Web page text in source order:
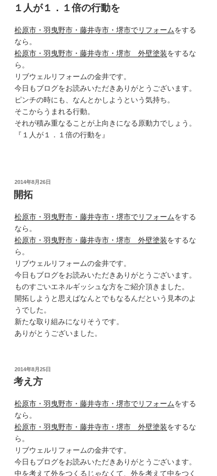
稿
日:
１人が１．１倍の行動を
松原市・羽曳野市・藤井寺市・堺市でリフォーム をする
なら。
松原市・羽曳野市・藤井寺市・堺市 外壁塗装をするな
ら。
リブウェルリフォームの金井です。
今日もブログをお読みいただきありがとうございます。
ピンチの時にも、なんとかしようという気持ち。
そこからうまれる行動。
それが積み重なることが上向きになる原動力でしょう。
『１人が１．１倍の行動を』
投
稿
日:
2014年8月26日
開拓
松原市・羽曳野市・藤井寺市・堺市でリフォーム をする
なら。
松原市・羽曳野市・藤井寺市・堺市 外壁塗装をするな
ら。
リブウェルリフォームの金井です。
今日もブログをお読みいただきありがとうございます。
ものすごいエネルギッシュな方をご紹介頂きました。
開拓しようと思えばなんとでもなるんだという見本のよ
うでした。
新たな取り組みになりそうです。
ありがとうございました。
投
稿
日:
2014年8月25日
考え方
松原市・羽曳野市・藤井寺市・堺市でリフォーム をする
なら。
松原市・羽曳野市・藤井寺市・堺市 外壁塗装をするな
ら。
リブウェルリフォームの金井です。
今日もブログをお読みいただきありがとうございます。
中を考えて外をつくるじゃなくて、外を考えて中をつく